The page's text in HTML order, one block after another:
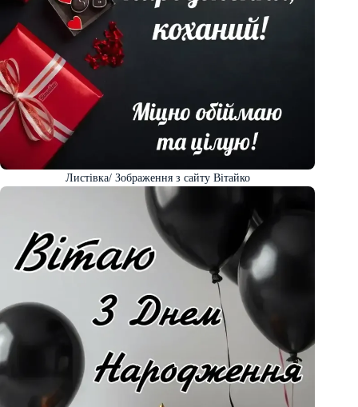
Листівка/ Зображення з сайту Вітайко